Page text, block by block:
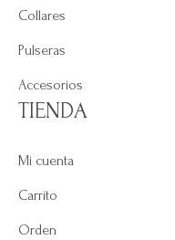
Collares
Pulseras
Accesorios
TIENDA
Mi cuenta
Carrito
Orden